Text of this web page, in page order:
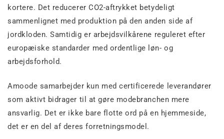
kortere. Det reducerer CO2-aftrykket betydeligt
sammenlignet med produktion på den anden side af
jordkloden. Samtidig er arbejdsvilkårene reguleret efter
europæiske standarder med ordentlige løn- og
arbejdsforhold.
Amoode samarbejder kun med certificerede leverandører
som aktivt bidrager til at gøre modebranchen mere
ansvarlig. Det er ikke bare flotte ord på en hjemmeside,
det er en del af deres forretningsmodel.